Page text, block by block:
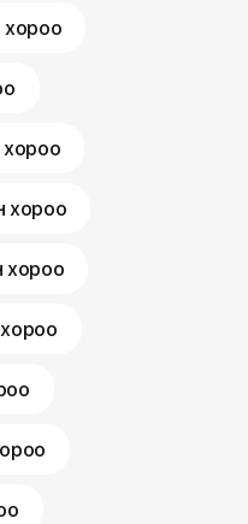
хороо
хороо
хороо
хороо